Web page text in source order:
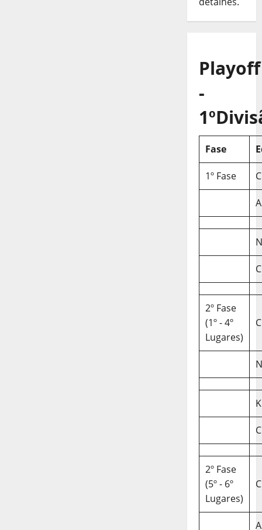
Playoff
-
Fase
1º Fase
2º Fase
(1º - 4º
Lugares)
2º Fase
(5º - 6º
Lugares)